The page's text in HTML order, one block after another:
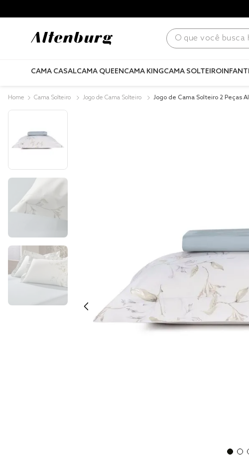
O que você busca
CAMA CASALCAMA QUEENCAMA KINGCAMA SOLTEIRO
Cama Solteiro Jogo de Cama Solteiro
Jogo de Cama Solteiro 2 Peças